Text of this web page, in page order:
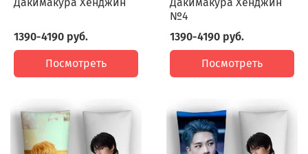
1390-4190 руб.
Посмотреть
№4
1390-4190 руб.
Посмотреть